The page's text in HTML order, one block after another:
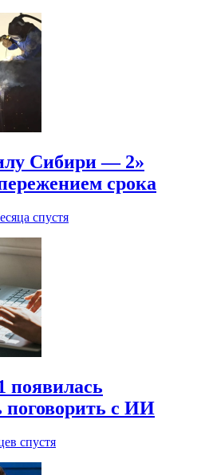
Сибири — 2»
срока
спустя
появилась
поговорить с ИИ
спустя